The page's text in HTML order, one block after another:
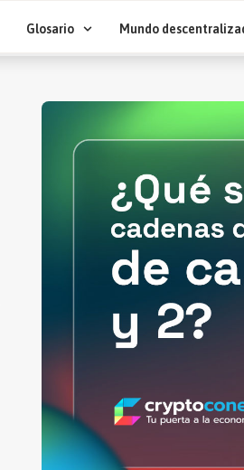
Glosario Mundo